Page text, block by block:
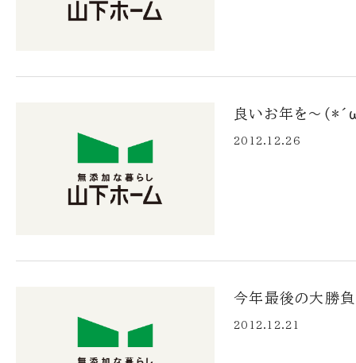
良いお年を～
2012.12.26
今年最後の大勝
2012.12.21